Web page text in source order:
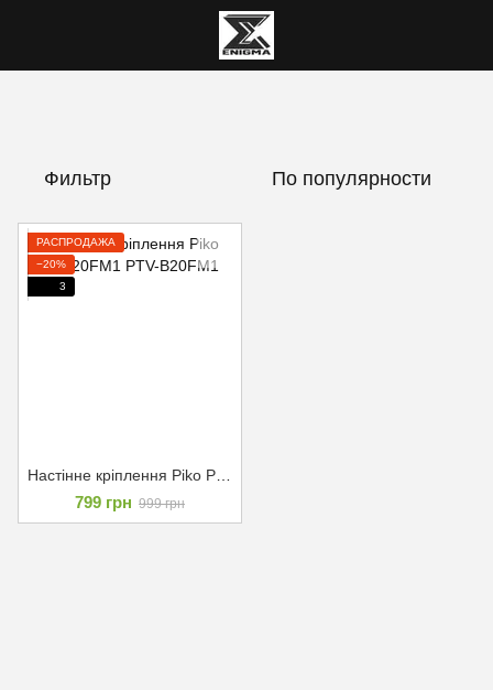
Фильтр По популярности
РАСПРОДАЖА
−20%
3
799 грн 999 грн